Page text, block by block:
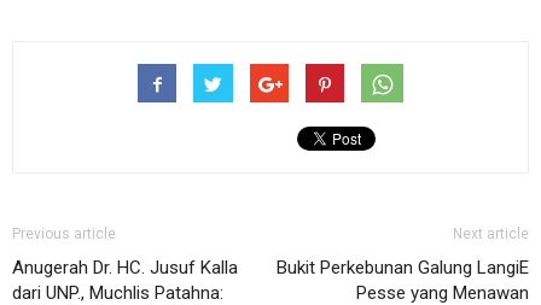
Previous article
Anugerah Dr. HC. Jusuf Kalla
dari UNP., Muchlis Patahna:
Next article
Bukit Perkebunan Galung LangiE
Pesse yang Menawan